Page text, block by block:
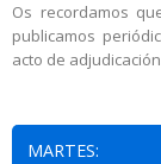
Os recordamos
publicamos
acto de
MARTES: